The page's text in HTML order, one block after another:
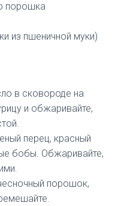
порошка
из пшеничной муки)
в сковороде на
и обжаривайте,
перец, красный
бобы. Обжаривайте,
порошок,